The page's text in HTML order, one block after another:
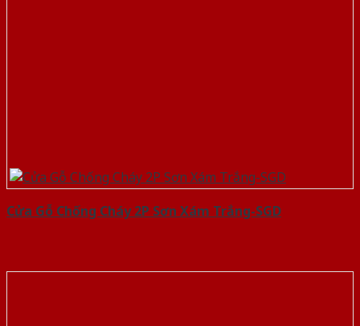
Cửa Gỗ Chống Cháy 2P Sơn Xám Trắng-SGD